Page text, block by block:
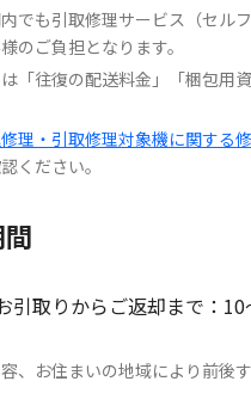
でも引取修理サービス（セル
のご負担となります。
「往復の配送料金」「梱包用
理・引取修理対象機に関する
ください。
引取りからご返却まで：
、お住まいの地域により前後